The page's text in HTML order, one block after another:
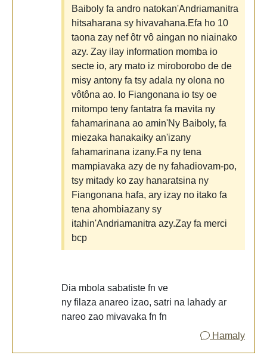
Baiboly fa andro natokan'Andriamanitra
hitsaharana sy hivavahana.Efa ho 10
taona zay nef ôtr vô aingan no niainako
azy. Zay ilay information momba io
secte io, ary mato iz miroborobo de de
misy antony fa tsy adala ny olona no
vôtôna ao. Io Fiangonana io tsy oe
mitompo teny fantatra fa mavita ny
fahamarinana ao amin'Ny Baiboly, fa
miezaka hanakaiky an'izany
fahamarinana izany.Fa ny tena
mampiavaka azy de ny fahadiovam-po,
tsy mitady ko zay hanaratsina ny
Fiangonana hafa, ary izay no itako fa
tena ahombiazany sy
itahin'Andriamanitra azy.Zay fa merci
bcp
Dia mbola sabatiste fn ve
ny filaza anareo izao, satri na lahady ar
nareo zao mivavaka fn fn
Hamaly